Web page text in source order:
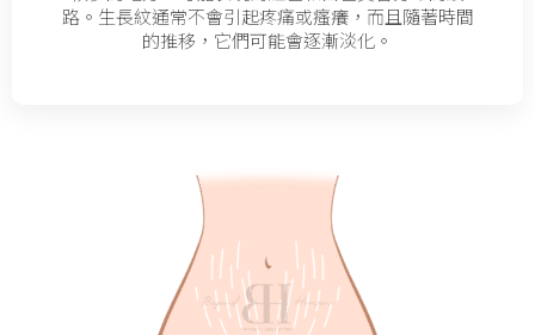
路。生長紋通常不會引起疼痛或瘙癢，而且隨著時間
的推移，它們可能會逐漸淡化。